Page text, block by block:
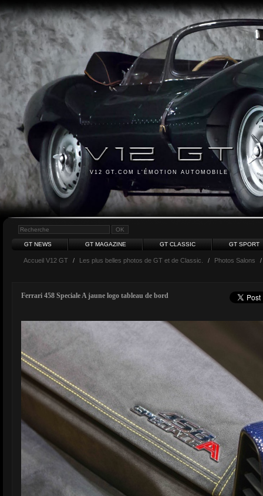
V12 GT.COM L'ÉMOTION AUTOMOBILE
GT NEWS GT MAGAZINE GT CLASSIC GT SPORT
Accueil V12 GT / Les plus belles photos de GT et de Classic. / Photos Salons /
Ferrari 458 Speciale A jaune logo tableau de bord